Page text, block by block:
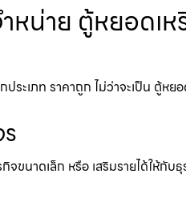
หน่าย ตู้หยอด
ะเภท ราคาถูก ไม่ว่าจะเป็น ตู้
จขนาดเล็ก หรือ เสริมรายได้ให้